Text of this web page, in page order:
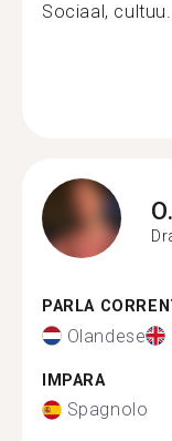
Sociaal,
O.
PARLA
Olandese
IMPARA
Spagnolo